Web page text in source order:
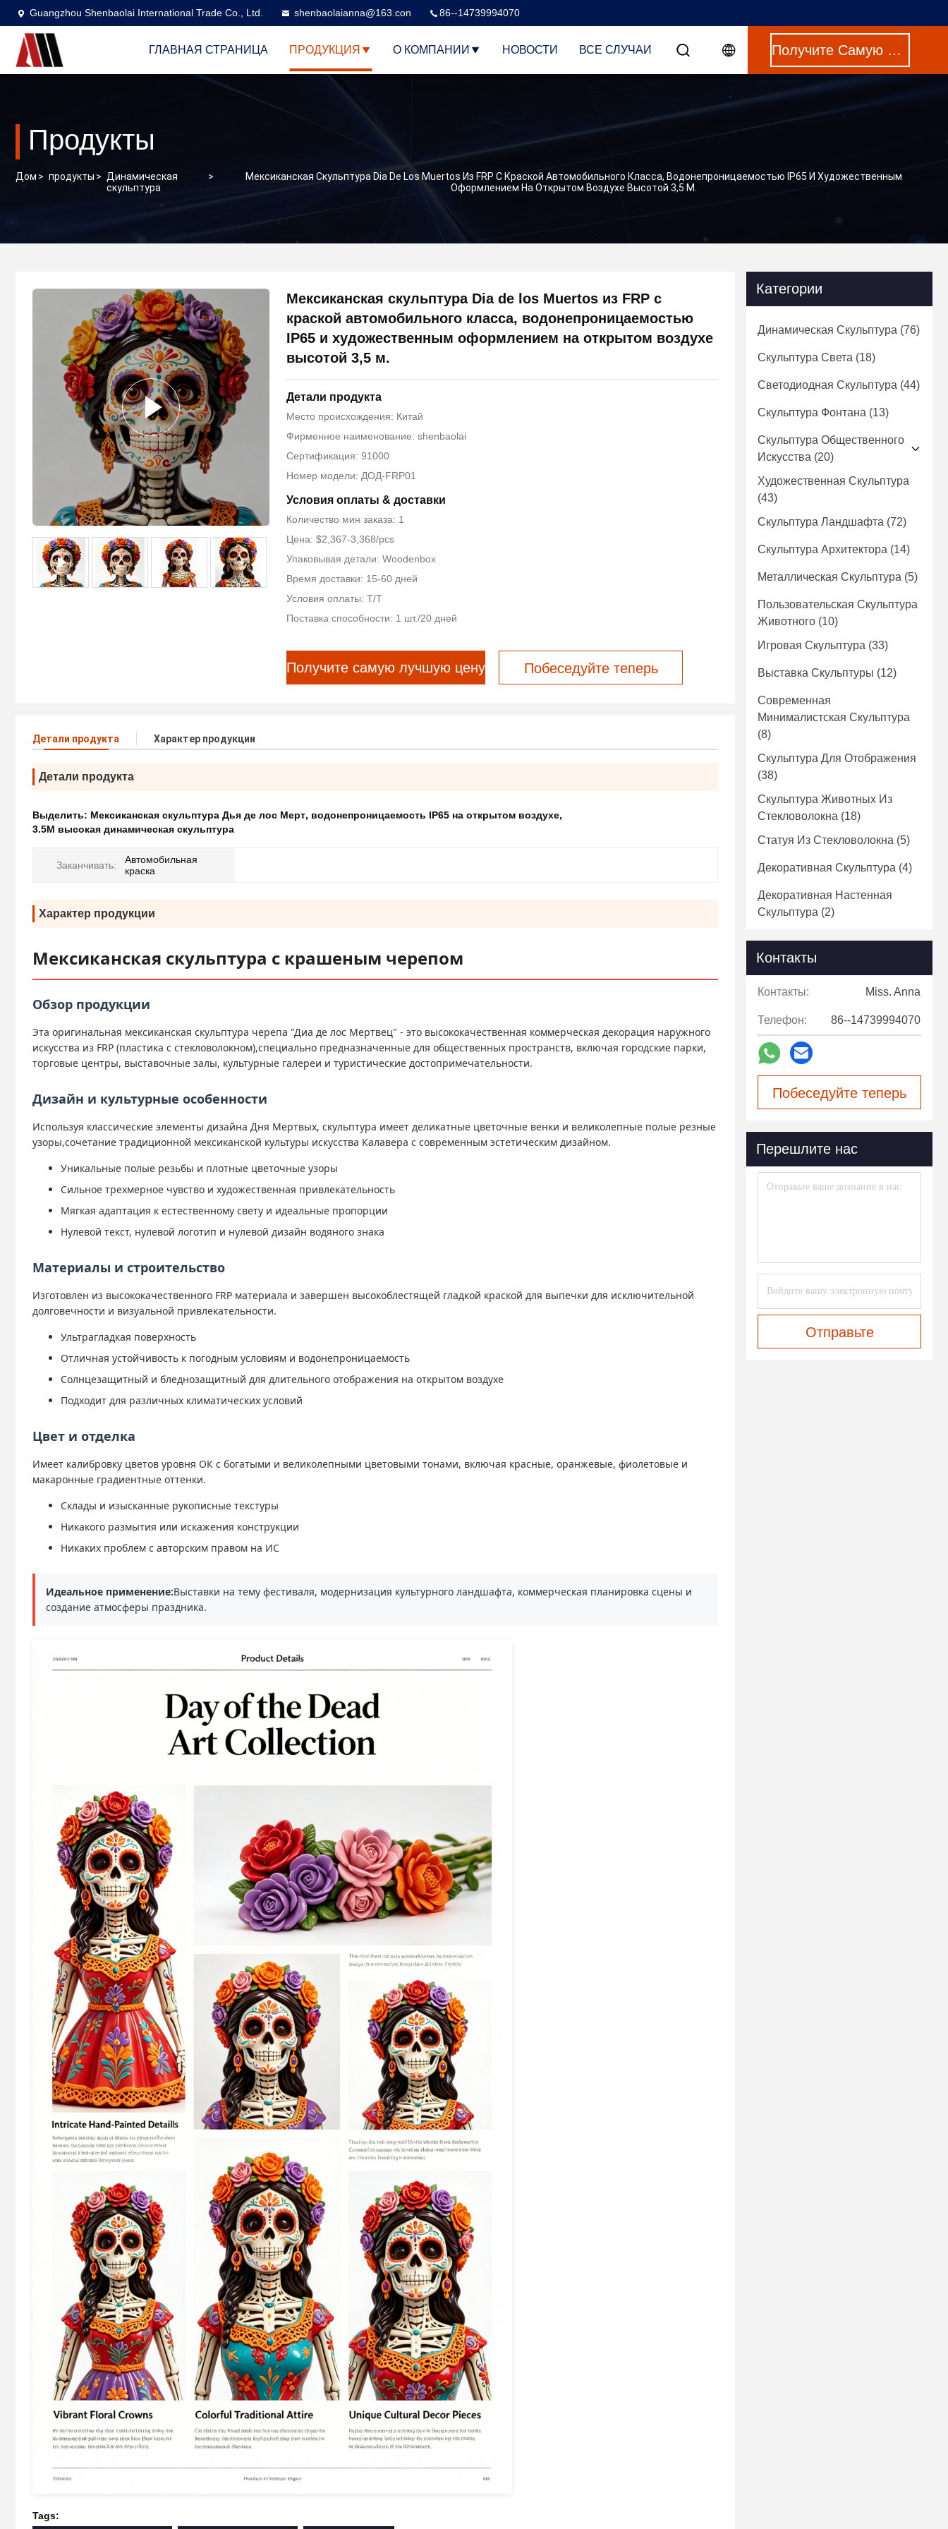
Guangzhou Shenbaolai International Trade Co., Ltd. shenbaolaianna@163.con 86--14739994070
ГЛАВНАЯ СТРАНИЦА ПРОДУКЦИЯ О КОМПАНИИ НОВОСТИ ВСЕ СЛУЧАИ Получите Самую Лучшую Цену
Продукты
Дом > продукты > Динамическая
скульптура
>
Мексиканская Скульптура Dia De Los Muertos Из FRP С Краской Автомобильного Класса, Водонепроницаемостью IP65 И Художественным
Оформлением На Открытом Воздухе Высотой 3,5 М.
Мексиканская скульптура Dia de los Muertos из FRP с
краской автомобильного класса, водонепроницаемостью
IP65 и художественным оформлением на открытом воздухе
высотой 3,5 м.
Детали продукта
Место происхождения: Китай
Фирменное наименование: shenbaolai
Сертификация: 91000
Номер модели: ДОД-FRP01
Условия оплаты & доставки
Количество мин заказа: 1
Цена: $2,367-3,368/pcs
Упаковывая детали: Woodenbox
Время доставки: 15-60 дней
Условия оплаты: Т/Т
Поставка способности: 1 шт./20 дней
Получите самую лучшую цену Побеседуйте теперь
Детали продукта Характер продукции
Детали продукта
Выделить: Мексиканская скульптура Дья де лос Мерт, водонепроницаемость IP65 на открытом воздухе,
3.5M высокая динамическая скульптура
Заканчивать:
Автомобильная
краска
Характер продукции
Мексиканская скульптура с крашеным черепом
Обзор продукции
Эта оригинальная мексиканская скульптура черепа "Диа де лос Мертвец" - это высококачественная коммерческая декорация наружного
искусства из FRP (пластика с стекловолокном),специально предназначенные для общественных пространств, включая городские парки,
торговые центры, выставочные залы, культурные галереи и туристические достопримечательности.
Дизайн и культурные особенности
Используя классические элементы дизайна Дня Мертвых, скульптура имеет деликатные цветочные венки и великолепные полые резные
узоры,сочетание традиционной мексиканской культуры искусства Калавера с современным эстетическим дизайном.
Уникальные полые резьбы и плотные цветочные узоры
Сильное трехмерное чувство и художественная привлекательность
Мягкая адаптация к естественному свету и идеальные пропорции
Нулевой текст, нулевой логотип и нулевой дизайн водяного знака
Материалы и строительство
Изготовлен из высококачественного FRP материала и завершен высокоблестящей гладкой краской для выпечки для исключительной
долговечности и визуальной привлекательности.
Ультрагладкая поверхность
Отличная устойчивость к погодным условиям и водонепроницаемость
Солнцезащитный и бледнозащитный для длительного отображения на открытом воздухе
Подходит для различных климатических условий
Цвет и отделка
Имеет калибровку цветов уровня ОК с богатыми и великолепными цветовыми тонами, включая красные, оранжевые, фиолетовые и
макаронные градиентные оттенки.
Склады и изысканные рукописные текстуры
Никакого размытия или искажения конструкции
Никаких проблем с авторским правом на ИС
Идеальное применение:Выставки на тему фестиваля, модернизация культурного ландшафта, коммерческая планировка сцены и
создание атмосферы праздника.
Tags:
Категории
Динамическая Скульптура (76)
Скульптура Света (18)
Светодиодная Скульптура (44)
Скульптура Фонтана (13)
Скульптура Общественного
Искусства (20)
Художественная Скульптура
(43)
Скульптура Ландшафта (72)
Скульптура Архитектора (14)
Металлическая Скульптура (5)
Пользовательская Скульптура
Животного (10)
Игровая Скульптура (33)
Выставка Скульптуры (12)
Современная
Минималистская Скульптура
(8)
Скульптура Для Отображения
(38)
Скульптура Животных Из
Стекловолокна (18)
Статуя Из Стекловолокна (5)
Декоративная Скульптура (4)
Декоративная Настенная
Скульптура (2)
Контакты
Контакты: Miss. Anna
Телефон: 86--14739994070
Побеседуйте теперь
Перешлите нас
Отправьте